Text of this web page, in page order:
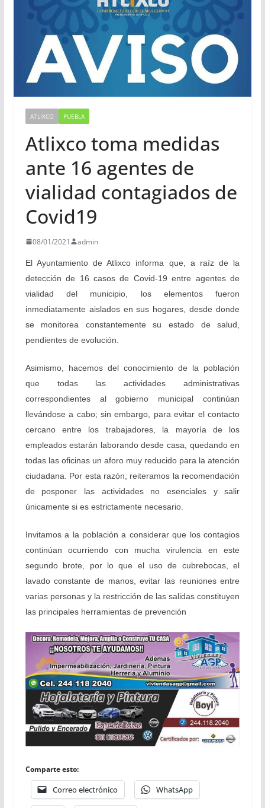
ATLIXCO PUEBLA
Atlixco toma medidas
ante 16 agentes de
vialidad contagiados de
Covid19
08/01/2021 admin
El Ayuntamiento de Atlixco informa que, a raíz de la
detección de 16 casos de Covid-19 entre agentes de
vialidad del municipio, los elementos fueron
inmediatamente aislados en sus hogares, desde donde
se monitorea constantemente su estado de salud,
pendientes de evolución.
Asimismo, hacemos del conocimiento de la población
que todas las actividades administrativas
correspondientes al gobierno municipal continúan
llevándose a cabo; sin embargo, para evitar el contacto
cercano entre los trabajadores, la mayoría de los
empleados estarán laborando desde casa, quedando en
todas las oficinas un aforo muy reducido para la atención
ciudadana. Por esta razón, reiteramos la recomendación
de posponer las actividades no esenciales y salir
únicamente si es estrictamente necesario.
Invitamos a la población a considerar que los contagios
continúan ocurriendo con mucha virulencia en este
segundo brote, por lo que el uso de cubrebocas, el
lavado constante de manos, evitar las reuniones entre
varias personas y la restricción de las salidas constituyen
las principales herramientas de prevención
Comparte esto:
Correo electrónico WhatsApp